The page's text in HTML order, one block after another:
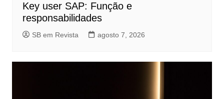
Key user SAP: Função e
responsabilidades
SB em Revista agosto 7, 2026